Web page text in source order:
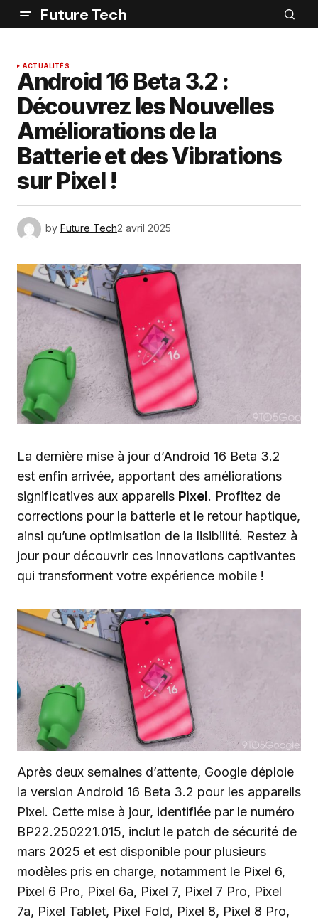
Future Tech
ACTUALITÉS
Android 16 Beta 3.2 :
Découvrez les Nouvelles
Améliorations de la
Batterie et des Vibrations
sur Pixel !
by Future Tech2 avril 2025
La dernière mise à jour d’Android 16 Beta 3.2
est enfin arrivée, apportant des améliorations
significatives aux appareils Pixel. Profitez de
corrections pour la batterie et le retour haptique,
ainsi qu’une optimisation de la lisibilité. Restez à
jour pour découvrir ces innovations captivantes
qui transforment votre expérience mobile !
Après deux semaines d’attente, Google déploie
la version Android 16 Beta 3.2 pour les appareils
Pixel. Cette mise à jour, identifiée par le numéro
BP22.250221.015, inclut le patch de sécurité de
mars 2025 et est disponible pour plusieurs
modèles pris en charge, notamment le Pixel 6,
Pixel 6 Pro, Pixel 6a, Pixel 7, Pixel 7 Pro, Pixel
7a, Pixel Tablet, Pixel Fold, Pixel 8, Pixel 8 Pro,